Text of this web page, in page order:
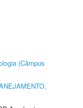
(Câmpus